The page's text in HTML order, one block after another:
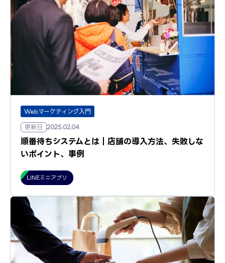
Webマーケティング入門
更新日
2025.02.04
順番待ちシステムとは｜店舗の導入方法、失敗しな
いポイント、事例
LINEミニアプリ